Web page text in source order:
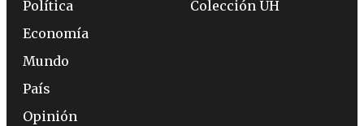
Política
Economía
Mundo
País
Opinión
Colección ÚH